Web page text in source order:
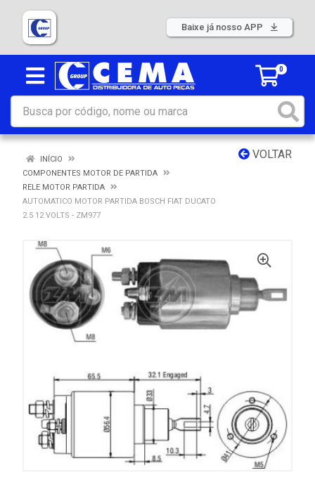
Baixe já nosso APP
0
VOLTAR
INÍCIO
COMPONENTES MOTOR DE PARTIDA
RELE MOTOR PARTIDA
AUTOMATICO MOTOR PARTIDA BOSCH FIAT DUCATO
2.5 12 VOLTS - ZM977